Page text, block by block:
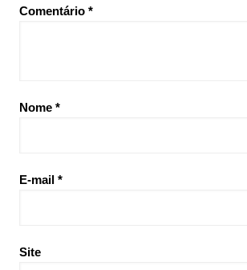
Comentário *
Nome *
E-mail *
Site